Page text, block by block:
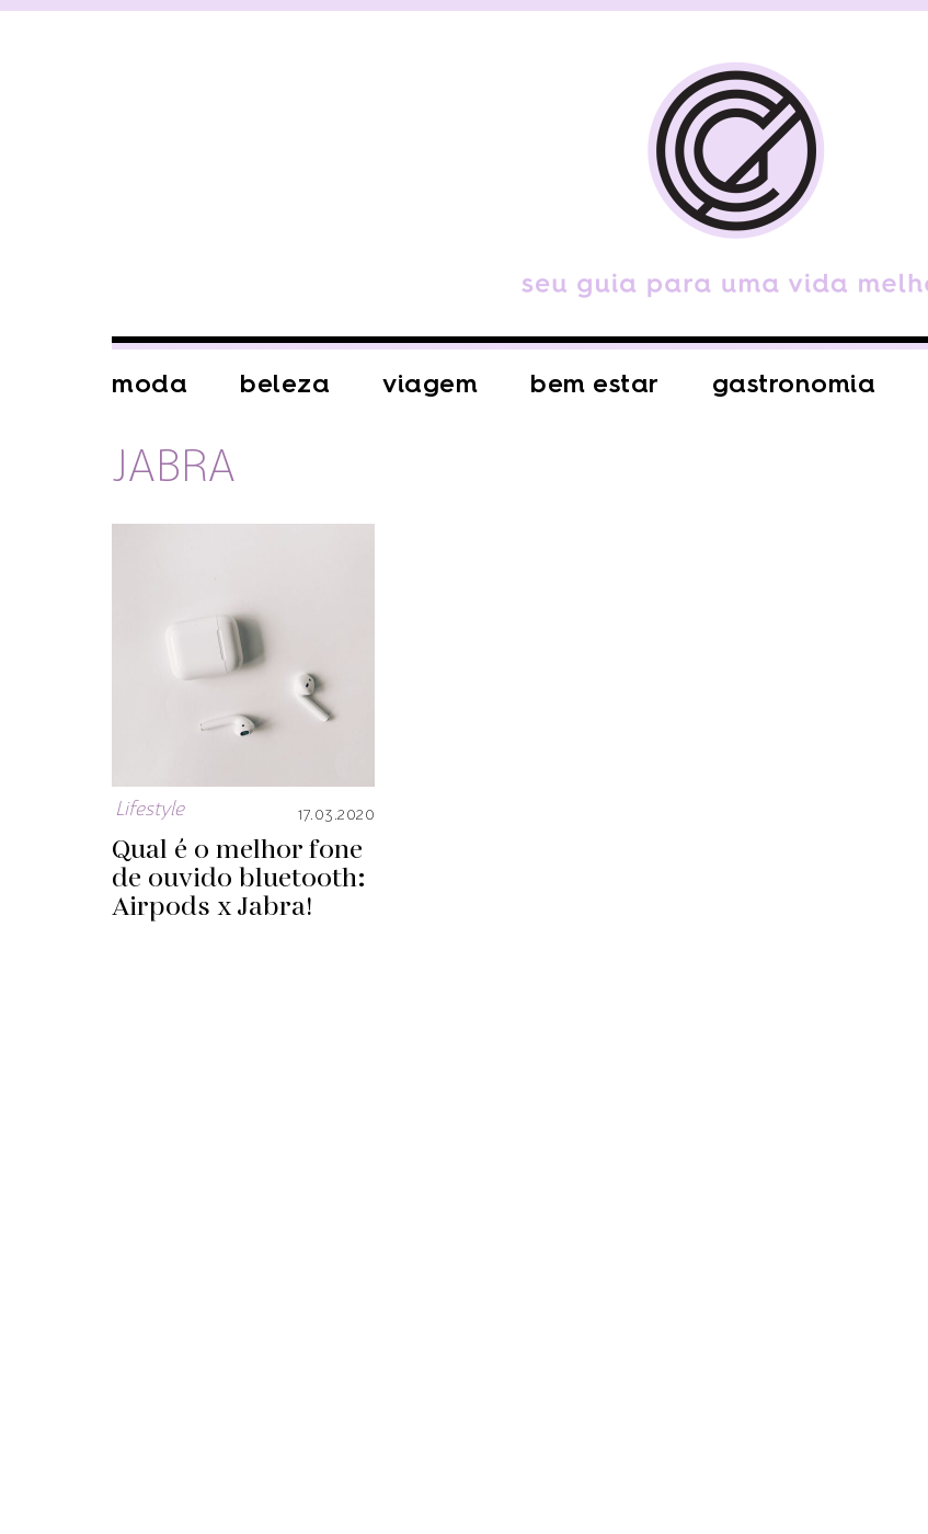
moda beleza viagem bem estar gastronomia
JABRA
Lifestyle 17.03.2020
Qual é o melhor fone
de ouvido bluetooth:
Airpods x Jabra!